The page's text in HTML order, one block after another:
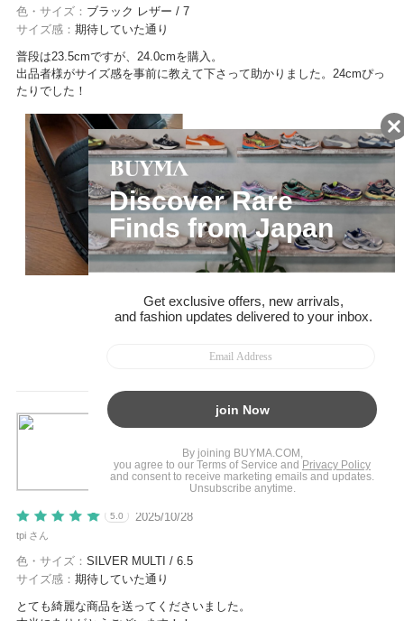
色・サイズ： ブラック レザー / 7
サイズ感： 期待していた通り
普段は23.5cmですが、24.0cmを購入。
出品者様がサイズ感を事前に教えて下さって助かりました。24cmぴっ
たりでした！
人の方の参考になりました
【Steve Madden】おしゃれな厚底スニーカー
SUPERCAMPO
¥ 16,990
2025/10/28
5.0
tpi さん
色・サイズ： SILVER MULTI / 6.5
サイズ感： 期待していた通り
とても綺麗な商品を送ってくださいました。